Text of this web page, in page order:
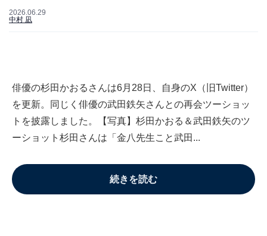
2026.06.29
中村 凪
俳優の杉田かおるさんは6月28日、自身のX（旧Twitter）
を更新。同じく俳優の武田鉄矢さんとの再会ツーショッ
トを披露しました。【写真】杉田かおる＆武田鉄矢のツ
ーショット杉田さんは「金八先生こと武田...
続きを読む